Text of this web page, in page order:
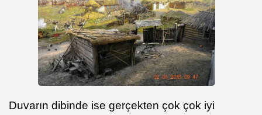
Duvarın dibinde ise gerçekten çok çok iyi